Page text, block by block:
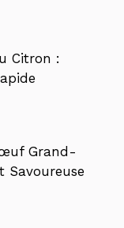
Citron :
Grand-
Savoureuse